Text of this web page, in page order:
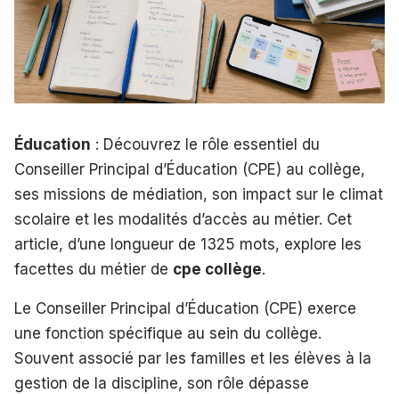
Éducation : Découvrez le rôle essentiel du
Conseiller Principal d’Éducation (CPE) au collège,
ses missions de médiation, son impact sur le climat
scolaire et les modalités d’accès au métier. Cet
article, d’une longueur de 1325 mots, explore les
facettes du métier de cpe collège.
Le Conseiller Principal d’Éducation (CPE) exerce
une fonction spécifique au sein du collège.
Souvent associé par les familles et les élèves à la
gestion de la discipline, son rôle dépasse